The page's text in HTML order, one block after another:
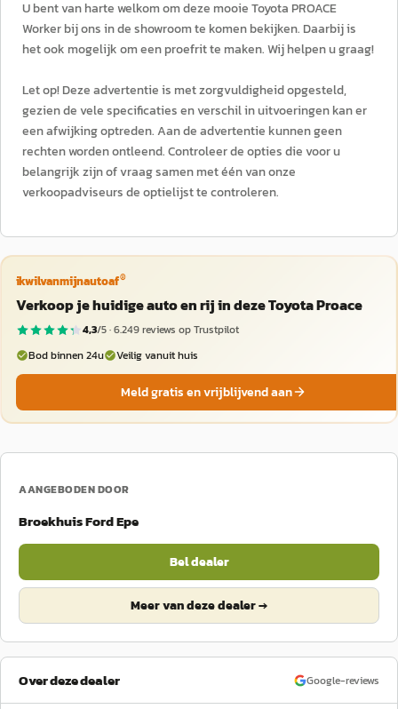
U bent van harte welkom om deze mooie Toyota PROACE
Worker bij ons in de showroom te komen bekijken. Daarbij is
het ook mogelijk om een proefrit te maken. Wij helpen u graag!
Let op! Deze advertentie is met zorgvuldigheid opgesteld,
gezien de vele specificaties en verschil in uitvoeringen kan er
een afwijking optreden. Aan de advertentie kunnen geen
rechten worden ontleend. Controleer de opties die voor u
belangrijk zijn of vraag samen met één van onze
verkoopadviseurs de optielijst te controleren.
ikwilvanmijnautoaf®
Verkoop je huidige auto en rij in deze Toyota Proace
4,3/5 ·6.249reviews op Trustpilot
Bod binnen 24u
Veilig vanuit huis
Meld gratis en vrijblijvend aan
AANGEBODEN DOOR
Broekhuis Ford Epe
Bel dealer
Meer van deze dealer →
Over deze dealer Google-reviews